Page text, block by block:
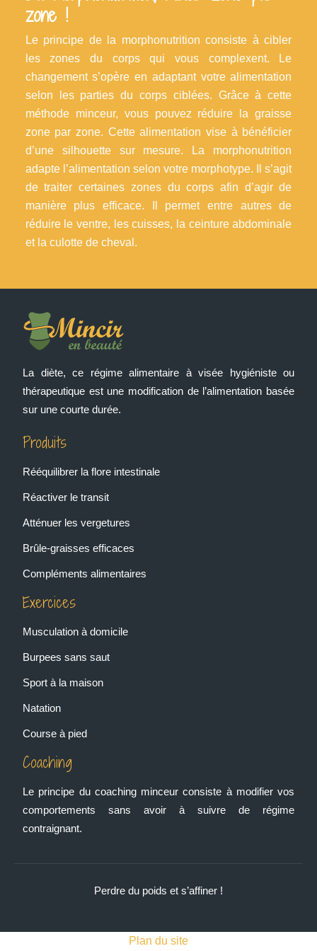
zone !
Le principe de la morphonutrition consiste à cibler
les zones du corps qui vous complexent. Le
changement s’opère en adaptant votre alimentation
selon les parties du corps ciblées. Grâce à cette
méthode minceur, vous pouvez réduire la graisse
zone par zone. Cette alimentation vise à bénéficier
d’une silhouette sur mesure. La morphonutrition
adapte l’alimentation selon votre morphotype. Il s’agit
de traiter certaines zones du corps afin d’agir de
manière plus efficace. Il permet entre autres de
réduire le ventre, les cuisses, la ceinture abdominale
et la culotte de cheval.
La diète, ce régime alimentaire à visée hygiéniste ou
thérapeutique est une modification de l’alimentation basée
sur une courte durée.
Produits
Rééquilibrer la flore intestinale
Réactiver le transit
Atténuer les vergetures
Brûle-graisses efficaces
Compléments alimentaires
Exercices
Musculation à domicile
Burpees sans saut
Sport à la maison
Natation
Course à pied
Coaching
Le principe du coaching minceur consiste à modifier vos
comportements sans avoir à suivre de régime
contraignant.
Perdre du poids et s’affiner !
Plan du site